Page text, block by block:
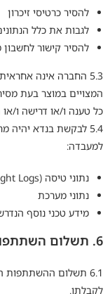
להסיר כרטיסי זיכרון
לגבות את כלל
להסיר קישור
5.3 החברה אינה
המצויים במוצר בעת
כל טענה ו/או דרישה ו/או
5.4 לבקשת בנדא
למעבדה:
נתוני טיסה (Flight Logs)
נתוני מערכת
מידע טכני נוסף
6. תשלום השתתפות עצמית
6.1 תשלום
לקבלתו.